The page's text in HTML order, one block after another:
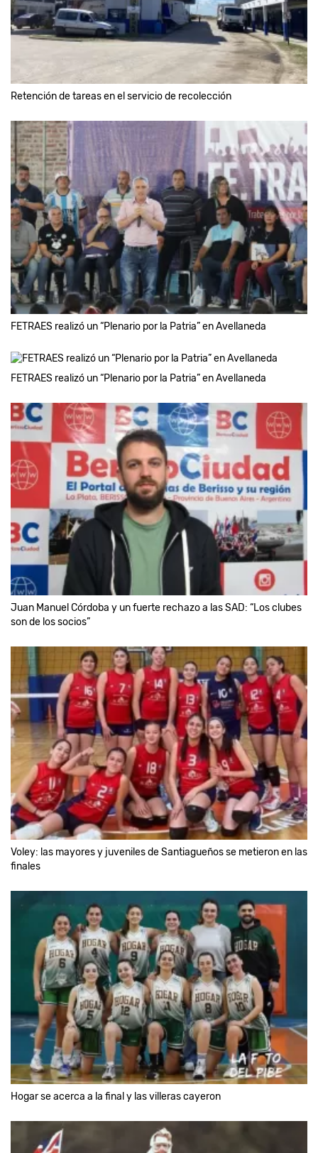
Retención de tareas en el servicio de recolección
FETRAES realizó un “Plenario por la Patria” en Avellaneda
FETRAES realizó un “Plenario por la Patria” en Avellaneda
Juan Manuel Córdoba y un fuerte rechazo a las SAD: “Los clubes
son de los socios”
Voley: las mayores y juveniles de Santiagueños se metieron en las
finales
Hogar se acerca a la final y las villeras cayeron